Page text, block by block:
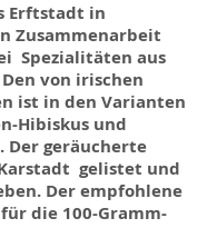
Erftstadt in
Zusammenarbeit
Spezialitäten aus
von irischen
ist in den Varianten
Hibiskus und
Der geräucherte
gelistet und
Der empfohlene
die 100-Gramm-